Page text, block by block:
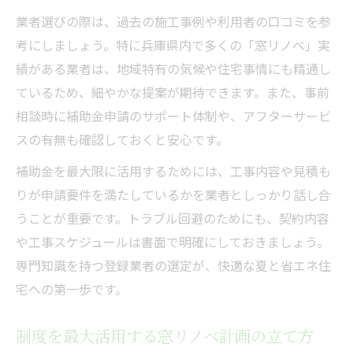
業者選びの際は、過去の施工事例や利用者の口コミを参
考にしましょう。特に兵庫県内で多くの「窓リノベ」実
績がある業者は、地域特有の気候や住宅事情にも精通し
ているため、細やかな提案が期待できます。また、事前
相談時に補助金申請のサポート体制や、アフターサービ
スの有無も確認しておくと安心です。
補助金を最大限に活用するためには、工事内容や見積も
りが申請要件を満たしているかを業者としっかり話し合
うことが重要です。トラブル回避のためにも、契約内容
や工事スケジュールは書面で明確にしておきましょう。
専門知識を持つ登録業者の選定が、快適な夏と省エネ住
宅への第一歩です。
制度を最大活用する窓リノベ計画の立て方